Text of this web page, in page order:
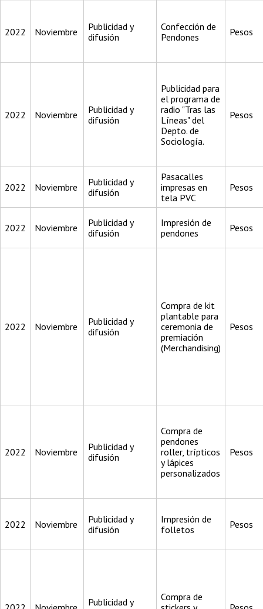
2022 Noviembre
Publicidad y
difusión
Confección de
Pendones
Pesos
2022 Noviembre
Publicidad y
difusión
Publicidad para
el programa de
radio "Tras las
Líneas" del
Depto. de
Sociología.
Pesos
2022 Noviembre
Publicidad y
difusión
Pasacalles
impresas en
tela PVC
Pesos
2022 Noviembre
Publicidad y
difusión
Impresión de
pendones
Pesos
2022 Noviembre
Publicidad y
difusión
Compra de kit
plantable para
ceremonia de
premiación
(Merchandising)
Pesos
2022 Noviembre
Publicidad y
difusión
Compra de
pendones
roller, trípticos
y lápices
personalizados
Pesos
2022 Noviembre
Publicidad y
difusión
Impresión de
folletos
Pesos
Publicidad y
Compra de